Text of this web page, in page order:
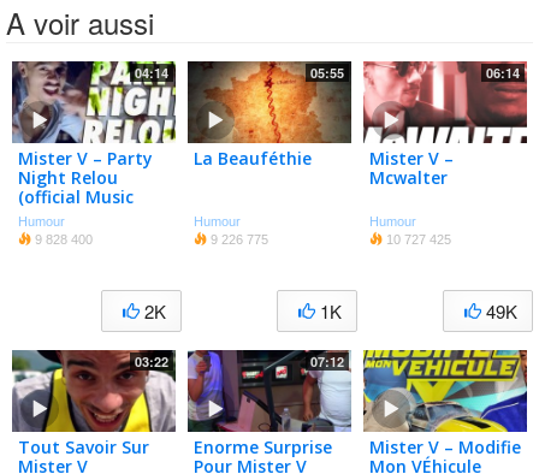
A voir aussi
04:14
Mister V – Party
Night Relou
(official Music
Video)
Humour
9 828 400
2K
05:55
La Beauféthie
Humour
9 226 775
1K
06:14
Mister V –
Mcwalter
Humour
10 727 425
49K
03:22
Tout Savoir Sur
Mister V
07:12
Enorme Surprise
Pour Mister V
Mister V – Modifie
Mon VÉhicule